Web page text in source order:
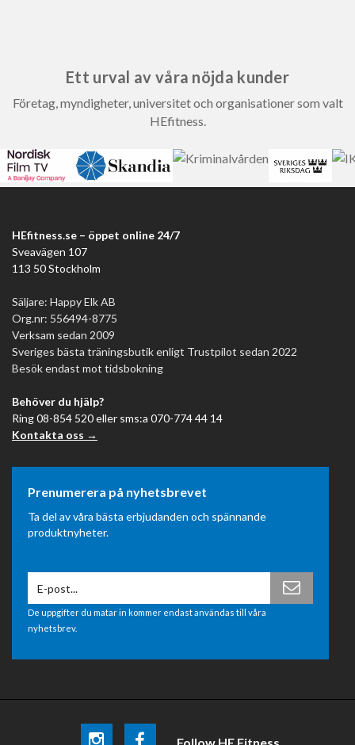
Ett urval av våra nöjda kunder
Företag, myndigheter, universitet och organisationer som valt
HEfitness.
HEfitness.se – öppet online 24/7
Sveavägen 107
113 50 Stockholm
Säljare: Happy Elk AB
Org.nr: 556494-8775
Verksam sedan 2009
Sveriges bästa träningsbutik enligt Trustpilot sedan 2022
Besök endast mot tidsbokning
Behöver du hjälp?
Ring 08-854 520 eller sms:a 070-774 44 14
Kontakta oss →
Prenumerera på nyhetsbrevet
Ta del av våra bästa erbjudanden och spännande
produktnyheter.
De uppgifter du matar in kommer endast användas till våra
nyhetsbrev.